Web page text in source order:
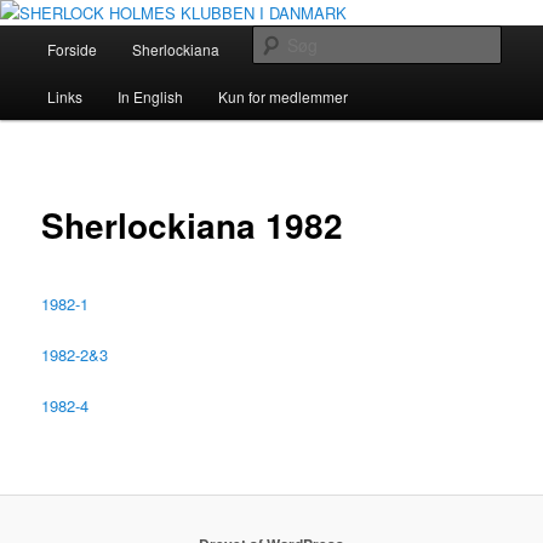
Fortsæt
primært
indholdSHERLOCK HOLMES KLUBBEN I
The Danish Baker Street Irregulars
Forside Sherlockiana Holmes og Doyle
Links In English Kun for medlemmer
Sherlockiana 1982
1982-1
1982-2&3
1982-4